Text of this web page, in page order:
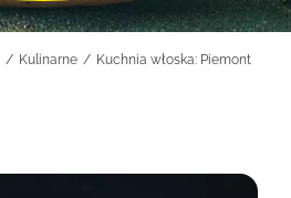
Kulinarne Kuchnia włoska: Piemont